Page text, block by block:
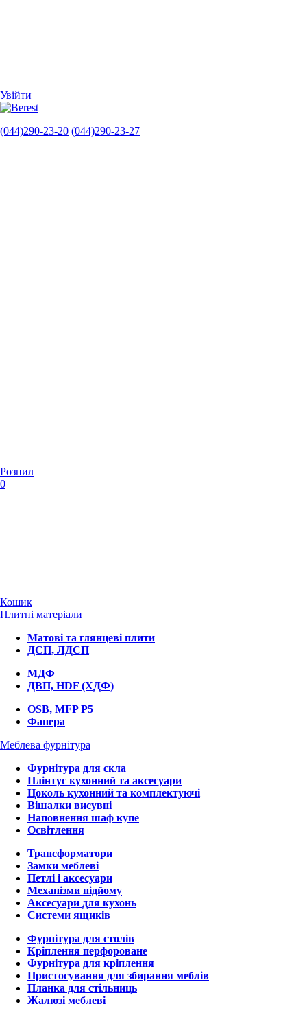
Увійти
(044)290-23-20 (044)290-23-27
Розпил
0
Кошик
Плитні матеріали
Матові та глянцеві плити
ДСП, ЛДСП
МДФ
ДВП, HDF (ХДФ)
OSB, MFP P5
Фанера
Меблева фурнітура
Фурнітура для скла
Плінтус кухонний та аксесуари
Цоколь кухонний та комплектуючі
Вішалки висувні
Наповнення шаф купе
Освітлення
Трансформатори
Замки меблеві
Петлі і аксесуари
Механізми підйому
Аксесуари для кухонь
Системи ящиків
Фурнітура для столів
Кріплення перфороване
Фурнітура для кріплення
Пристосування для збирання меблів
Планка для стільниць
Жалюзі меблеві